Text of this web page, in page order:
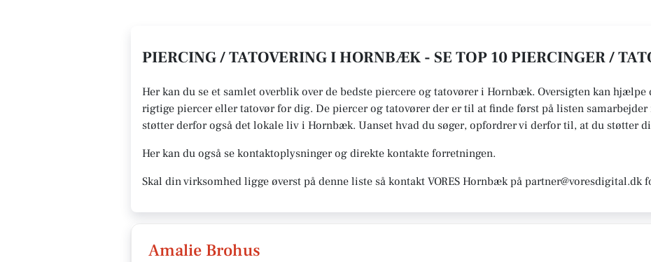
PIERCING / TATOVERING I HORNBÆK - SE TOP 10 PIERCINGER /
Her kan du se et samlet overblik over de bedste piercere og tatovører i Hornbæk. Oversigten kan
rigtige piercer eller tatovør for dig. De piercer og tatovører der er til at finde først på listen samarbejder
støtter derfor også det lokale liv i Hornbæk. Uanset hvad du søger, opfordrer vi derfor til, at du støtter
Her kan du også se kontaktoplysninger og direkte kontakte forretningen.
Skal din virksomhed ligge øverst på denne liste så kontakt VORES Hornbæk på partner@voresdigital.dk
Amalie Brohus